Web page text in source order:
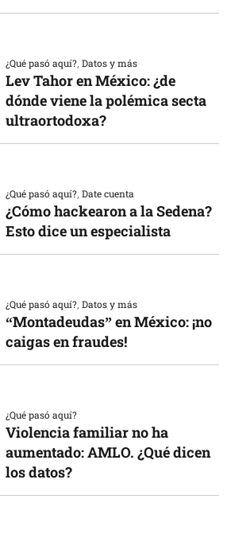
¿Qué pasó aquí?,Datos y más
Lev Tahor en México: ¿de
dónde viene la polémica secta
ultraortodoxa?
¿Qué pasó aquí?,Date cuenta
¿Cómo hackearon a la Sedena?
Esto dice un especialista
¿Qué pasó aquí?,Datos y más
“Montadeudas” en México: ¡no
caigas en fraudes!
¿Qué pasó aquí?
Violencia familiar no ha
aumentado: AMLO. ¿Qué dicen
los datos?